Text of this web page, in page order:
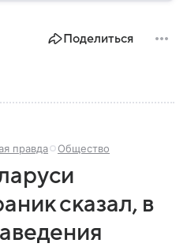
Поделиться
правда Общество
сказал, в